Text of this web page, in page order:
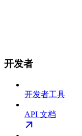
开发者
开发者工具
API 文档